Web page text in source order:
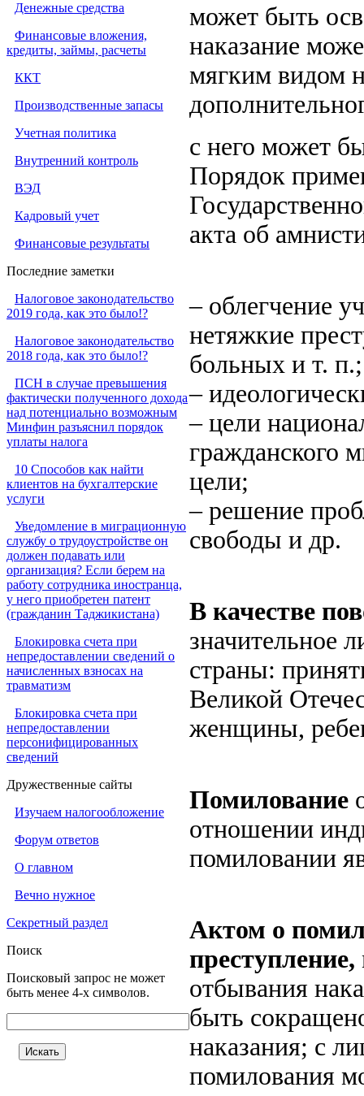
Денежные средства
Финансовые вложения,
кредиты, займы, расчеты
ККТ
Производственные запасы
Учетная политика
Внутренний контроль
ВЭД
Кадровый учет
Финансовые результаты
Последние заметки
Налоговое законодательство
2019 года, как это было!?
Налоговое законодательство
2018 года, как это было!?
ПСН в случае превышения
фактически полученного дохода
над потенциально возможным
Минфин разъяснил порядок
уплаты налога
10 Способов как найти
клиентов на бухгалтерские
услуги
Уведомление в миграционную
службу о трудоустройстве он
должен подавать или
организация? Если берем на
работу сотрудника иностранца,
у него приобретен патент
(гражданин Таджикистана)
Блокировка счета при
непредоставлении сведений о
начисленных взносах на
травматизм
Блокировка счета при
непредоставлении
персонифицированных
сведений
Дружественные сайты
Изучаем налогообложение
Форум ответов
О главном
Вечно нужное
Секретный раздел
Поиск
Поисковый запрос не может
быть менее 4-х символов.
может быть
наказание
мягким видом
с него может
Порядок
акта об
– облегчение
нетяжкие
больных и т. п.;
–
– цели
гражданского
цели;
– решение
свободы и др.
В качестве
значительное
страны:
Великой
женщины,
Помилование
отношении
помиловании
Актом о
преступление,
отбывания
быть
наказания; с
помилования